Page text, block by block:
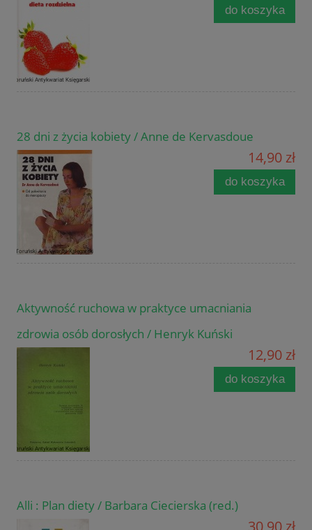
do koszyka
28 dni z życia kobiety / Anne de Kervasdoue
14,90 zł
do koszyka
Aktywność ruchowa w praktyce umacniania
zdrowia osób dorosłych / Henryk Kuński
12,90 zł
do koszyka
Alli : Plan diety / Barbara Ciecierska (red.)